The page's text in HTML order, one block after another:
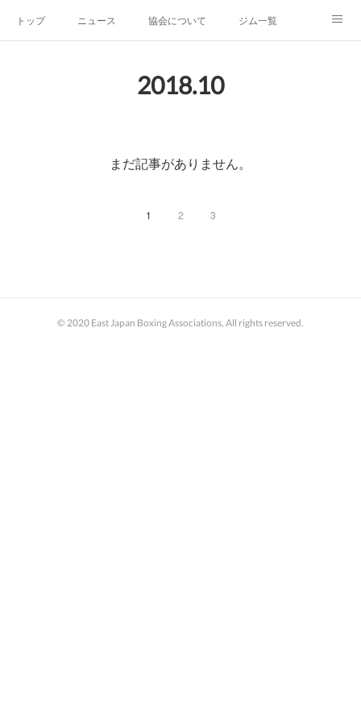
トップ ニュース 協会について ジム一覧
2018.10
まだ記事がありません。
1 2 3
© 2020 East Japan Boxing Associations, All rights reserved.